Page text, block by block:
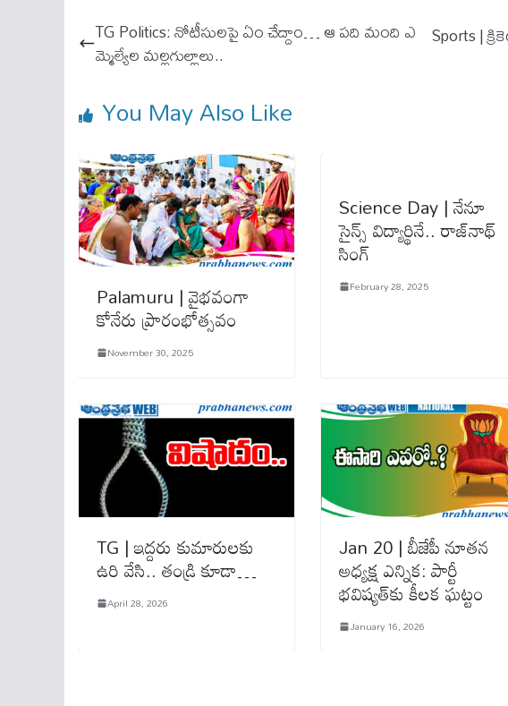
ok A
pp
TG Politics: నోటీసులపై ఏం చేద్దాం… ఆ పది మంది ఎ
మ్మెల్యేల మల్లగుల్లాలు..
Sports |
You May Also Like
Palamuru | వైభవంగా
కోనేరు ప్రారంభోత్సవం
November 30, 2025
Science Day | నేనూ
సైన్స్‌ విద్యార్థినే.. రాజ్‌నాథ్‌
సింగ్‌
February 28, 2025
TG | ఇద్దరు కుమారులకు
ఉరి వేసి.. తండ్రి కూడా…
April 28, 2026
Jan 20 | బీజేపీ నూతన
అధ్యక్ష ఎన్నిక: పార్టీ
భవిష్యత్‌కు కీలక ఘట్టం
January 16, 2026